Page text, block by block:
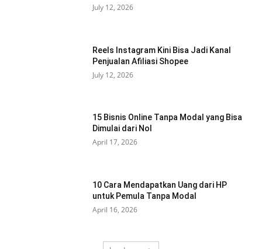
July 12, 2026
Reels Instagram Kini Bisa Jadi Kanal
Penjualan Afiliasi Shopee
July 12, 2026
15 Bisnis Online Tanpa Modal yang Bisa
Dimulai dari Nol
April 17, 2026
10 Cara Mendapatkan Uang dari HP
untuk Pemula Tanpa Modal
April 16, 2026